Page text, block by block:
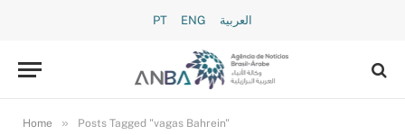
PT ENG العربية
Home » Posts Tagged "vagas Bahrein"